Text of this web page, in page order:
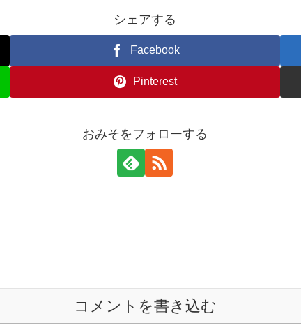
シェアする
Facebook
Pinterest
おみそをフォローする
コメントを書き込む